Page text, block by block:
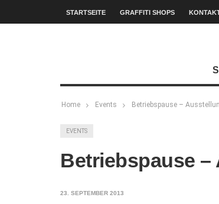
STARTSEITE GRAFFITI SHOPS
Home Events Betriebspause –
EVENTS
Betriebspause
23. SEPTEMBER 2013